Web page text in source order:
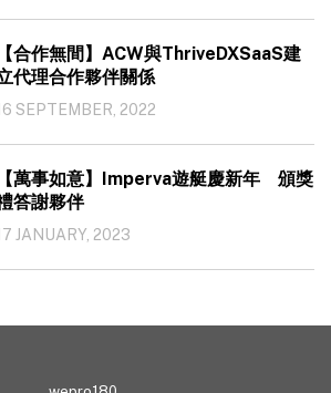
【合作無間】ACW與ThriveDXSaaS建
代理合作夥伴關係
SEPTEMBER, 2022
【萬事如意】Imperva遊艇慶新年 頒獎
答謝夥伴
JANUARY, 2023